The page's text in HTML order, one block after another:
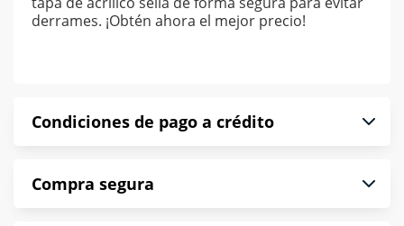
derrames. ¡Obtén ahora el mejor precio!
Condiciones de pago a crédito
puntualmente. Al finalizar tu compra generas el
Compra segura